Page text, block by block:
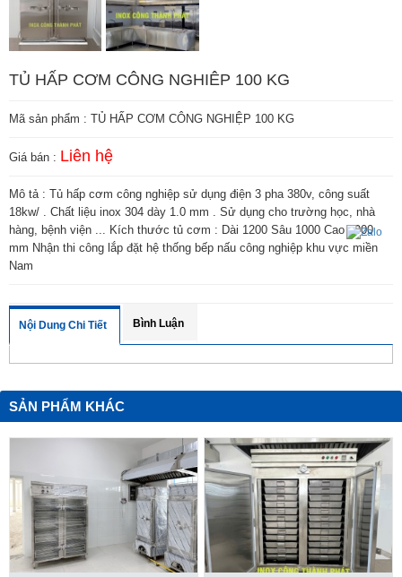
TỦ HẤP CƠM CÔNG NGHIÊP 100 KG
Mã sản phẩm : TỦ HẤP CƠM CÔNG NGHIỆP 100 KG
Giá bán : Liên hệ
Mô tả : Tủ hấp cơm công nghiệp sử dụng điện 3 pha 380v, công suất
18kw/ . Chất liệu inox 304 dày 1.0 mm . Sử dụng cho trường học, nhà
hàng, bệnh viện ... Kích thước tủ cơm : Dài 1200 Sâu 1000 Cao 1900
mm Nhận thi công lắp đặt hệ thống bếp nấu công nghiệp khu vực miền
Nam
Nội Dung Chi Tiết Bình Luận
SẢN PHẨM KHÁC